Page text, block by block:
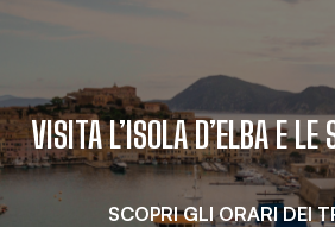
VISITA L’ISOLA D’ELBA E LE
SCOPRI GLI ORARI DEI